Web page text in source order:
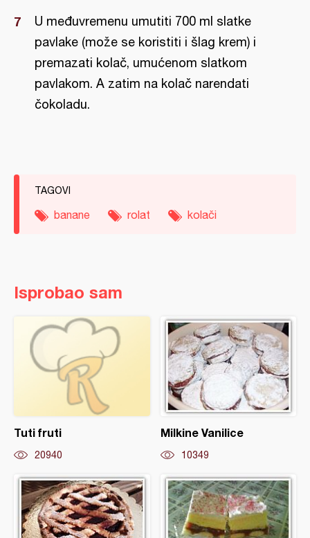
U međuvremenu umutiti 700 ml slatke
pavlake (može se koristiti i šlag krem) i
premazati kolač, umućenom slatkom
pavlakom. A zatim na kolač narendati
čokoladu.
TAGOVI
banane rolat kolači
Isprobao sam
Tuti fruti
20940
Milkine Vanilice
10349